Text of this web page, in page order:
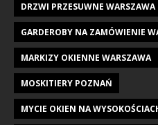
DRZWI PRZESUWNE WARSZAWA
GARDEROBY NA ZAMÓWIENIE
MARKIZY OKIENNE WARSZAWA
MOSKITIERY POZNAŃ
MYCIE OKIEN NA